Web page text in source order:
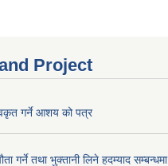
Project
गर्ने आशय को पत्र
गर्ने तथा भुक्तानी लिने हदम्याद सम्बन्धमा